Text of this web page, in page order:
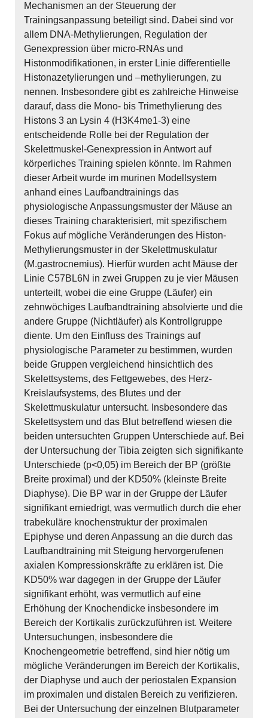
Mechanismen an der Steuerung der
Trainingsanpassung beteiligt sind. Dabei sind vor
allem DNA-Methylierungen, Regulation der
Genexpression über micro-RNAs und
Histonmodifikationen, in erster Linie differentielle
Histonazetylierungen und –methylierungen, zu
nennen. Insbesondere gibt es zahlreiche Hinweise
darauf, dass die Mono- bis Trimethylierung des
Histons 3 an Lysin 4 (H3K4me1-3) eine
entscheidende Rolle bei der Regulation der
Skelettmuskel-Genexpression in Antwort auf
körperliches Training spielen könnte. Im Rahmen
dieser Arbeit wurde im murinen Modellsystem
anhand eines Laufbandtrainings das
physiologische Anpassungsmuster der Mäuse an
dieses Training charakterisiert, mit spezifischem
Fokus auf mögliche Veränderungen des Histon-
Methylierungsmuster in der Skelettmuskulatur
(M.gastrocnemius). Hierfür wurden acht Mäuse der
Linie C57BL6N in zwei Gruppen zu je vier Mäusen
unterteilt, wobei die eine Gruppe (Läufer) ein
zehnwöchiges Laufbandtraining absolvierte und die
andere Gruppe (Nichtläufer) als Kontrollgruppe
diente. Um den Einfluss des Trainings auf
physiologische Parameter zu bestimmen, wurden
beide Gruppen vergleichend hinsichtlich des
Skelettsystems, des Fettgewebes, des Herz-
Kreislaufsystems, des Blutes und der
Skelettmuskulatur untersucht. Insbesondere das
Skelettsystem und das Blut betreffend wiesen die
beiden untersuchten Gruppen Unterschiede auf. Bei
der Untersuchung der Tibia zeigten sich signifikante
Unterschiede (p<0,05) im Bereich der BP (größte
Breite proximal) und der KD50% (kleinste Breite
Diaphyse). Die BP war in der Gruppe der Läufer
signifikant erniedrigt, was vermutlich durch die eher
trabekuläre knochenstruktur der proximalen
Epiphyse und deren Anpassung an die durch das
Laufbandtraining mit Steigung hervorgerufenen
axialen Kompressionskräfte zu erklären ist. Die
KD50% war dagegen in der Gruppe der Läufer
signifikant erhöht, was vermutlich auf eine
Erhöhung der Knochendicke insbesondere im
Bereich der Kortikalis zurückzuführen ist. Weitere
Untersuchungen, insbesondere die
Knochengeometrie betreffend, sind hier nötig um
mögliche Veränderungen im Bereich der Kortikalis,
der Diaphyse und auch der periostalen Expansion
im proximalen und distalen Bereich zu verifizieren.
Bei der Untersuchung der einzelnen Blutparameter